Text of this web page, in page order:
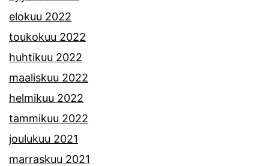
elokuu 2022
toukokuu 2022
huhtikuu 2022
maaliskuu 2022
helmikuu 2022
tammikuu 2022
joulukuu 2021
marraskuu 2021